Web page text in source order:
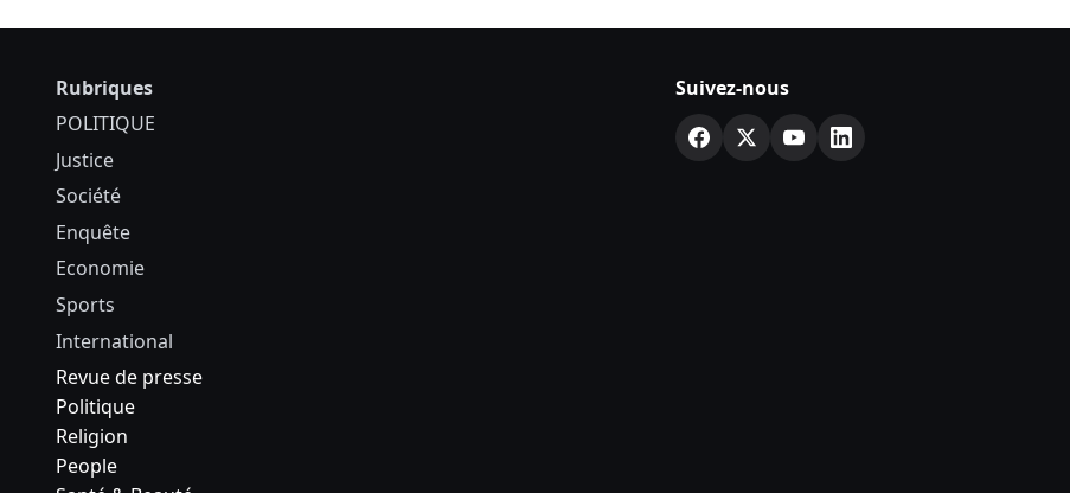
Rubriques
POLITIQUE
Justice
Société
Enquête
Economie
Sports
International
Revue de presse
Politique
Religion
People
Suivez-nous